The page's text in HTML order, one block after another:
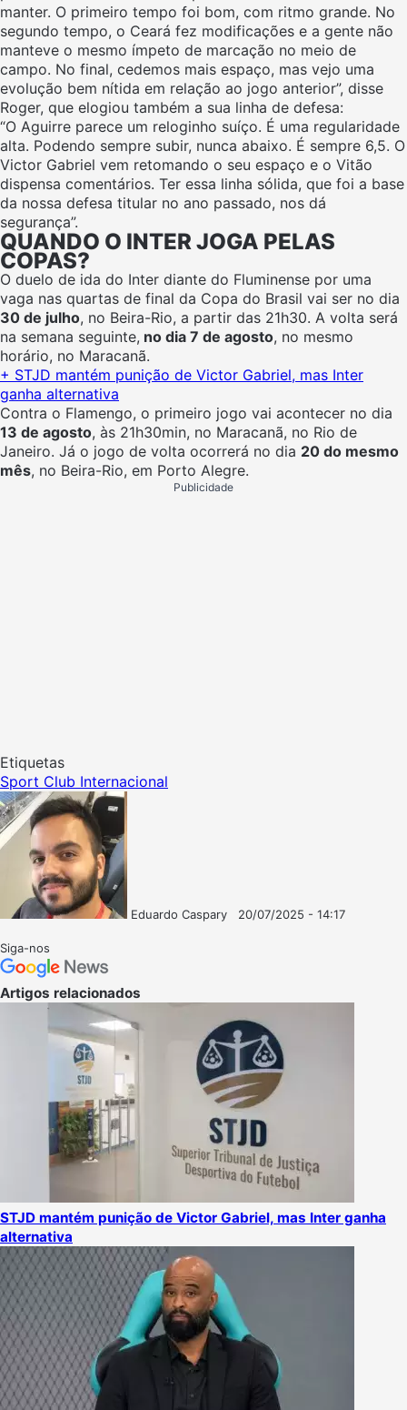
manter. O primeiro tempo foi bom, com ritmo grande. No
segundo tempo, o Ceará fez modificações e a gente não
manteve o mesmo ímpeto de marcação no meio de
campo. No final, cedemos mais espaço, mas vejo uma
evolução bem nítida em relação ao jogo anterior”, disse
Roger, que elogiou também a sua linha de defesa:
“O Aguirre parece um reloginho suíço. É uma regularidade
alta. Podendo sempre subir, nunca abaixo. É sempre 6,5. O
Victor Gabriel vem retomando o seu espaço e o Vitão
dispensa comentários. Ter essa linha sólida, que foi a base
da nossa defesa titular no ano passado, nos dá
segurança”.
QUANDO O INTER JOGA PELAS
COPAS?
O duelo de ida do Inter diante do Fluminense por uma
vaga nas quartas de final da Copa do Brasil vai ser no dia
30 de julho, no Beira-Rio, a partir das 21h30. A volta será
na semana seguinte, no dia 7 de agosto, no mesmo
horário, no Maracanã.
+ STJD mantém punição de Victor Gabriel, mas Inter
ganha alternativa
Contra o Flamengo, o primeiro jogo vai acontecer no dia
13 de agosto, às 21h30min, no Maracanã, no Rio de
Janeiro. Já o jogo de volta ocorrerá no dia 20 do mesmo
mês, no Beira-Rio, em Porto Alegre.
Publicidade
Etiquetas
Sport Club Internacional
Eduardo Caspary
20/07/2025 - 14:17
Siga-nos
Artigos relacionados
STJD mantém punição de Victor Gabriel, mas Inter ganha
alternativa